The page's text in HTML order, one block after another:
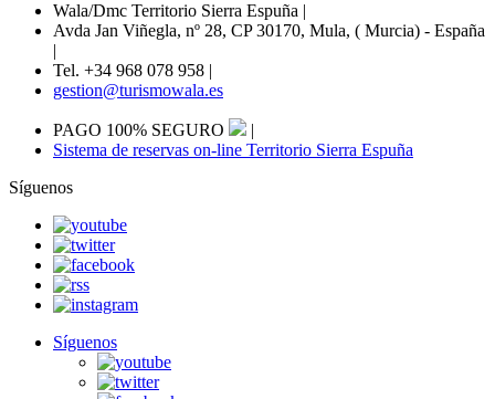
Wala/Dmc Territorio Sierra Espuña |
Avda Jan Viñegla, nº 28, CP 30170, Mula, ( Murcia) - España
|
Tel. +34 968 078 958 |
gestion@turismowala.es
PAGO 100% SEGURO
|
Sistema de reservas on-line Territorio Sierra Espuña
Síguenos
Síguenos